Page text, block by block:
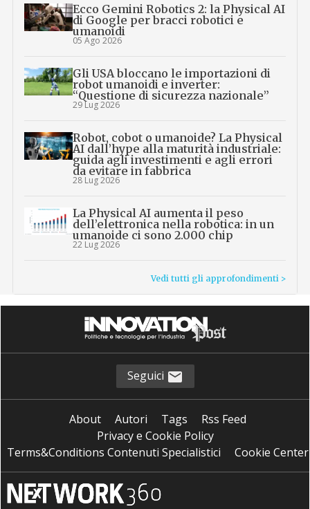
Ecco Gemini Robotics 2: la Physical AI
di Google per bracci robotici e
umanoidi
05 Ago 2026
Gli USA bloccano le importazioni di
robot umanoidi e inverter:
“Questione di sicurezza nazionale”
29 Lug 2026
Robot, cobot o umanoide? La Physical
AI dall’hype alla maturità industriale:
guida agli investimenti e agli errori
da evitare in fabbrica
28 Lug 2026
La Physical AI aumenta il peso
dell’elettronica nella robotica: in un
umanoide ci sono 2.000 chip
22 Lug 2026
Vedi tutti gli approfondimenti >
Seguici
About Autori Tags
Rss Feed
Privacy e Cookie Policy
Terms&Conditions Contenuti Specialistici
Cookie Center